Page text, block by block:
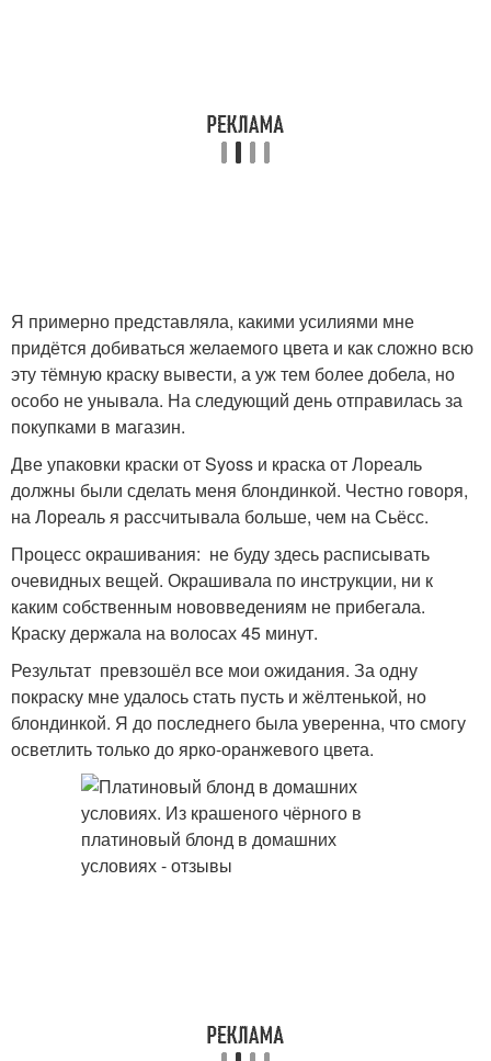
Я примерно представляла, какими усилиями мне
придётся добиваться желаемого цвета и как сложно всю
эту тёмную краску вывести, а уж тем более добела, но
особо не унывала. На следующий день отправилась за
покупками в магазин.
Две упаковки краски от Syoss и краска от Лореаль
должны были сделать меня блондинкой. Честно говоря,
на Лореаль я рассчитывала больше, чем на Сьёсс.
Процесс окрашивания: не буду здесь расписывать
очевидных вещей. Окрашивала по инструкции, ни к
каким собственным нововведениям не прибегала.
Краску держала на волосах 45 минут.
Результат превзошёл все мои ожидания. За одну
покраску мне удалось стать пусть и жёлтенькой, но
блондинкой. Я до последнего была уверенна, что смогу
осветлить только до ярко-оранжевого цвета.